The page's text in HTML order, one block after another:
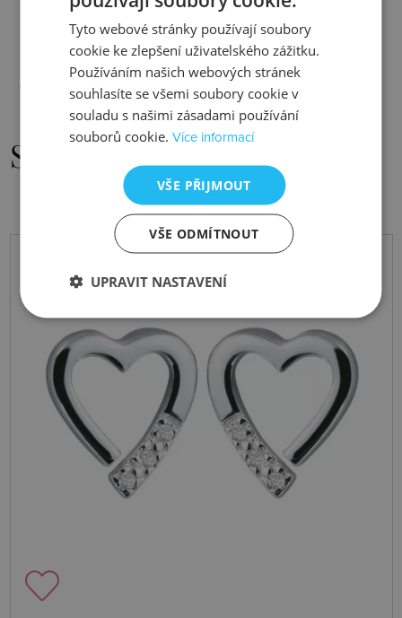
Rozměr srdce: 30x28x7 mm
Váha 12.00 g
Související šperky
Tyto webové stránky používají soubory
cookie ke zlepšení uživatelského zážitku.
Používáním našich webových stránek
souhlasíte se všemi soubory cookie v
souladu s našimi zásadami používání
souborů cookie.Více informací
VŠE PŘIJMOUT
VŠE ODMÍTNOUT
UPRAVIT NASTAVENÍ